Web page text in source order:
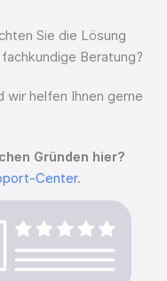
Sie die Lösung
Beratung?
wir helfen Ihnen gerne
Gründen hier?
Center.